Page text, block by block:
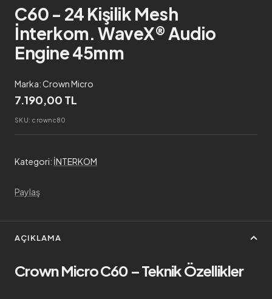
to
slide
1
to
slide
2
to
slide
3
slide
4
C60 - 24 Kişilik Mesh
İnterkom. WaveX® Audio
Engine 45mm
Marka: Crown Micro
7.190,00 TL
SKU:crownc80
Kategori: İNTERKOM
Paylaş
AÇIKLAMA
Crown Micro C60 – Teknik Özellikler